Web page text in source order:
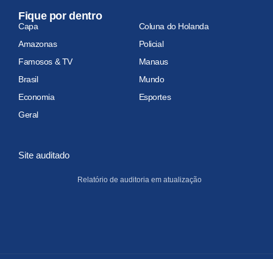
Fique por dentro
Capa
Coluna do Holanda
Amazonas
Policial
Famosos & TV
Manaus
Brasil
Mundo
Economia
Esportes
Geral
Site auditado
Relatório de auditoria em atualização